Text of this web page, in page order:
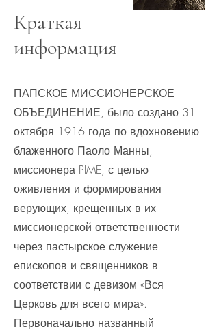
Краткая
информация
ПАПСКОЕ МИССИОНЕРСКОЕ
ОБЪЕДИНЕНИЕ, было создано 31
октября 1916 года по вдохновению
блаженного Паоло Манны,
миссионера PIME, с целью
оживления и формирования
верующих, крещенных в их
миссионерской ответственности
через пастырское служение
епископов и священников в
соответствии с девизом «Вся
Церковь для всего мира».
Первоначально названный